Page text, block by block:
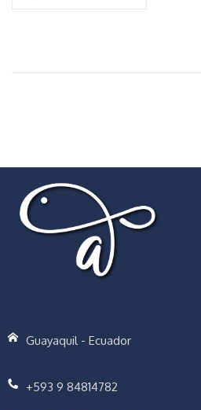
Guayaquil - Ecuador
+593 9 84814782